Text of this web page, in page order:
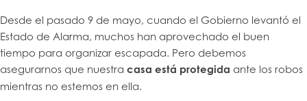
Desde el pasado 9 de mayo, cuando el Gobierno levantó el
Estado de Alarma, muchos han aprovechado el buen
tiempo para organizar escapada. Pero debemos
asegurarnos que nuestra casa está protegida ante los robos
mientras no estemos en ella.